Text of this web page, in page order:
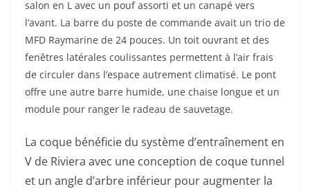
salon en L avec un pouf assorti et un canapé vers
l’avant. La barre du poste de commande avait un trio de
MFD Raymarine de 24 pouces. Un toit ouvrant et des
fenêtres latérales coulissantes permettent à l’air frais
de circuler dans l’espace autrement climatisé. Le pont
offre une autre barre humide, une chaise longue et un
module pour ranger le radeau de sauvetage.
La coque bénéficie du système d’entraînement en
V de Riviera avec une conception de coque tunnel
et un angle d’arbre inférieur pour augmenter la